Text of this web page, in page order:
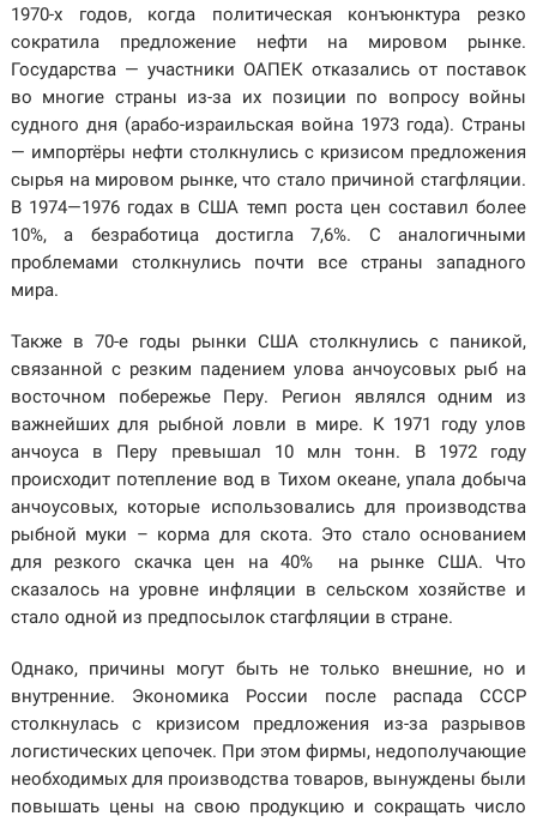
1970-х годов, когда политическая конъюнктура резко
сократила предложение нефти на мировом рынке.
Государства — участники ОАПЕК отказались от поставок
во многие страны из-за их позиции по вопросу войны
судного дня (арабо-израильская война 1973 года). Страны
— импортёры нефти столкнулись с кризисом предложения
сырья на мировом рынке, что стало причиной стагфляции.
В 1974—1976 годах в США темп роста цен составил более
10%, а безработица достигла 7,6%. С аналогичными
проблемами столкнулись почти все страны западного
мира.
Также в 70-е годы рынки США столкнулись с паникой,
связанной с резким падением улова анчоусовых рыб на
восточном побережье Перу. Регион являлся одним из
важнейших для рыбной ловли в мире. К 1971 году улов
анчоуса в Перу превышал 10 млн тонн. В 1972 году
происходит потепление вод в Тихом океане, упала добыча
анчоусовых, которые использовались для производства
рыбной муки – корма для скота. Это стало основанием
для резкого скачка цен на 40% на рынке США. Что
сказалось на уровне инфляции в сельском хозяйстве и
стало одной из предпосылок стагфляции в стране.
Однако, причины могут быть не только внешние, но и
внутренние. Экономика России после распада СССР
столкнулась с кризисом предложения из-за разрывов
логистических цепочек. При этом фирмы, недополучающие
необходимых для производства товаров, вынуждены были
повышать цены на свою продукцию и сокращать число